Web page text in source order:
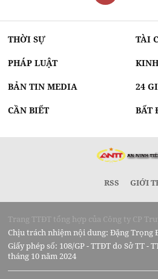
THỜI SỰ TÀI
PHÁP LUẬT
BẢN TIN MEDIA 24
CẦN BIẾT BẤT
RSS GIỚI
Trang TTĐT tổng hợp của Công ty CP
Chịu trách nhiệm nội dung: Đặng Trọng
Giấy phép số: 108/GP - TTĐT do Sở TT -
tháng 10 năm 2024